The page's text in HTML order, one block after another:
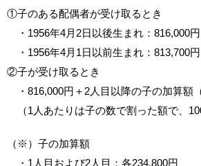
①子のある配偶者が受け取るとき
・1956年4月2日以後生まれ：816,000
・1956年4月1日以前生まれ：813,700
②子が受け取るとき
・816,000円＋2人目以降の子の加算額
（1人あたりは子の数で割った額で、
（※）子の加算額
・1人目および2人目：各234,800円